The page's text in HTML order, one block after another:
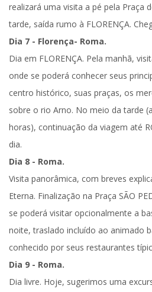
realizará uma visita a pé pela Praça
tarde, saída rumo à FLORENÇA.
Dia 7 - Florença- Roma.
Dia em FLORENÇA. Pela manhã, v
onde se poderá conhecer seus
centro histórico, suas praças, os
sobre o rio Arno. No meio da tarde
horas), continuação da viagem até
dia.
Dia 8 - Roma.
Visita panorâmica, com breves
Eterna. Finalização na Praça SÃO
se poderá visitar opcionalmente a
noite,traslado incluído ao animado
conhecido por seus restaurantes
Dia 9 - Roma.
Dia livre. Hoje, sugerimos uma